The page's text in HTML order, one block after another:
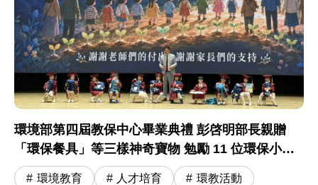
環境部第四屆教保中心畢業典禮 彭啓明部長親贈
「環保餐具」等三樣神奇寶物 勉勵 11 位環保小尖
兵開啟小學冒險旅程
環境教育 人才培育 環教活動